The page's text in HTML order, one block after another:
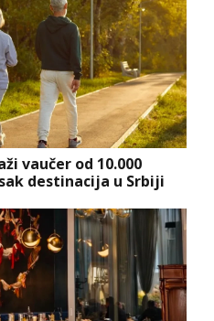
vaučer od 10.000
destinacija u Srbiji